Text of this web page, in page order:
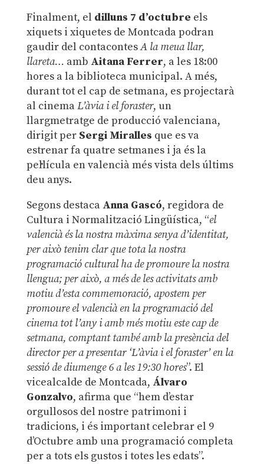
Finalment, el dilluns 7 d’octubre els
xiquets i xiquetes de Montcada podran
gaudir del contacontesA la meua llar,
llareta… amb Aitana Ferrer, a les 18:00
hores a la biblioteca municipal. A més,
durant tot el cap de setmana, es projectarà
al cinemaL’àvia i el foraster, un
llargmetratge de producció valenciana,
dirigit per Sergi Miralles que es va
estrenar fa quatre setmanes i ja és la
pel·lícula en valencià més vista dels últims
deu anys.
Segons destaca Anna Gascó, regidora de
Cultura i Normalització Lingüística, “el
valencià és la nostra màxima senya d’identitat,
per això tenim clar que tota la nostra
programació cultural ha de promoure la nostra
llengua; per això, a més de les activitats amb
motiu d’esta commemoració, apostem per
promoure el valencià en la programació del
cinema tot l’any i amb més motiu este cap de
setmana, comptant també amb la presència del
director per a presentar ‘L’àvia i el foraster’ en la
sessió de diumenge 6 a les 19:30 hores”. El
vicealcalde de Montcada, Álvaro
Gonzalvo, afirma que “hem d’estar
orgullosos del nostre patrimoni i
tradicions, i és important celebrar el 9
d’Octubre amb una programació completa
per a tots els gustos i totes les edats”.